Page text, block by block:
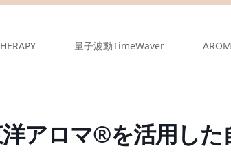
量子波動TimeWaver
アロマ®を活用した